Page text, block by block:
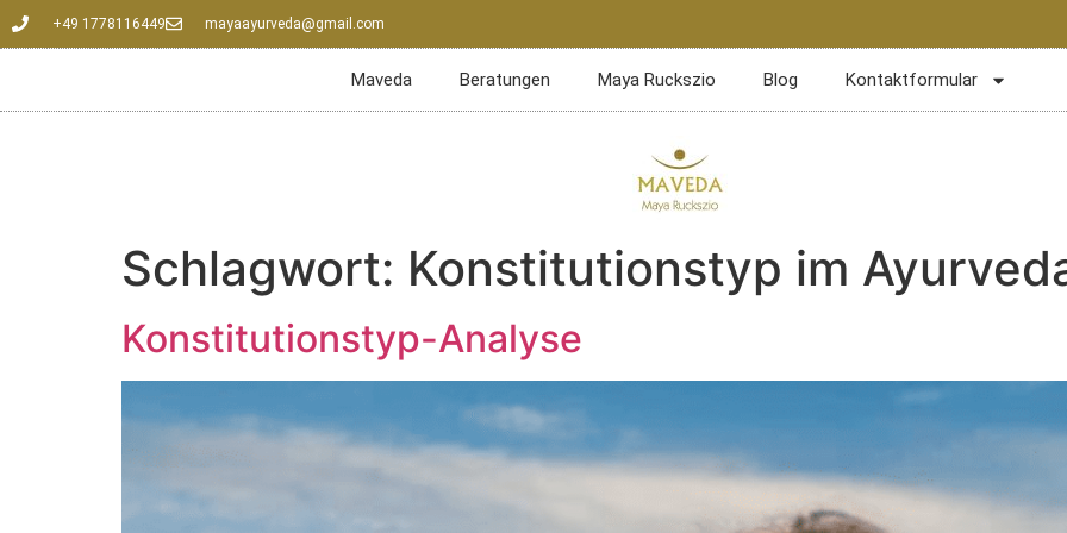
+49 1778116449 mayaayurveda@gmail.com
Maveda Beratungen Maya Ruckszio Blog Kontaktformular
Schlagwort: Konstitutionstyp im
Konstitutionstyp-Analyse